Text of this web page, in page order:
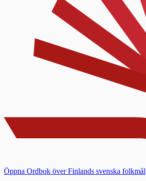
Öppna Ordbok över Finlands svenska folkmål